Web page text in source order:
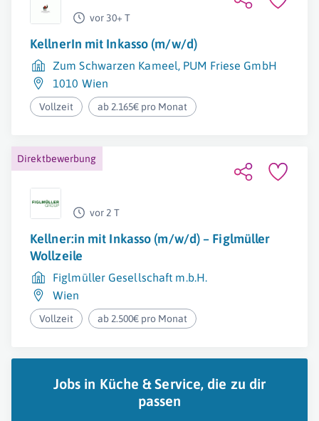
vor 30+ T
KellnerIn mit Inkasso (m/w/d)
Zum Schwarzen Kameel, PUM Friese GmbH
1010 Wien
Vollzeit ab 2.165€ pro Monat
Direktbewerbung
vor 2 T
Kellner:in mit Inkasso (m/w/d) – Figlmüller
Wollzeile
Figlmüller Gesellschaft m.b.H.
Wien
Vollzeit ab 2.500€ pro Monat
Jobs in Küche & Service, die zu dir
passen